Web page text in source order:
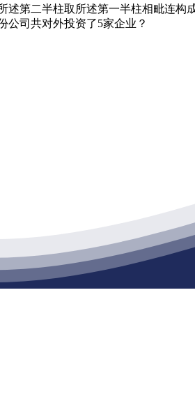
第二半柱取所述第一半柱相毗连
公司共对外投资了5家企业？